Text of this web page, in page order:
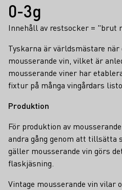
0-3g
Innehåll av restsocker = "brut
Tyskarna är världsmästare
mousserande vin, vilket är
mousserande viner har
fixtur på många vingårdars
Produktion
För produktion av
andra gång genom att tillsätta
gäller mousserande vin görs
flaskjäsning.
Vintage mousserande vin vilar